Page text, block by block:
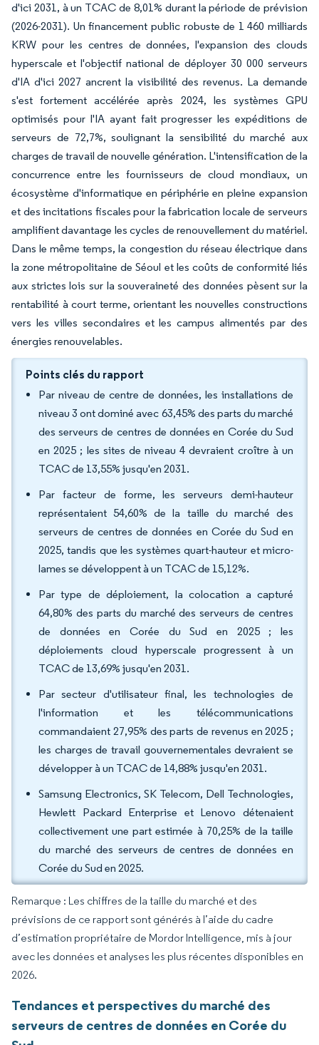
d'ici 2031, à un TCAC de 8,01% durant la période de prévision
(2026-2031). Un financement public robuste de 1 460 milliards
KRW pour les centres de données, l'expansion des clouds
hyperscale et l'objectif national de déployer 30 000 serveurs
d'IA d'ici 2027 ancrent la visibilité des revenus. La demande
s'est fortement accélérée après 2024, les systèmes GPU
optimisés pour l'IA ayant fait progresser les expéditions de
serveurs de 72,7%, soulignant la sensibilité du marché aux
charges de travail de nouvelle génération. L'intensification de la
concurrence entre les fournisseurs de cloud mondiaux, un
écosystème d'informatique en périphérie en pleine expansion
et des incitations fiscales pour la fabrication locale de serveurs
amplifient davantage les cycles de renouvellement du matériel.
Dans le même temps, la congestion du réseau électrique dans
la zone métropolitaine de Séoul et les coûts de conformité liés
aux strictes lois sur la souveraineté des données pèsent sur la
rentabilité à court terme, orientant les nouvelles constructions
vers les villes secondaires et les campus alimentés par des
énergies renouvelables.
Points clés du rapport
Par niveau de centre de données, les installations de
niveau 3 ont dominé avec 63,45% des parts du marché
des serveurs de centres de données en Corée du Sud
en 2025 ; les sites de niveau 4 devraient croître à un
TCAC de 13,55% jusqu'en 2031.
Par facteur de forme, les serveurs demi-hauteur
représentaient 54,60% de la taille du marché des
serveurs de centres de données en Corée du Sud en
2025, tandis que les systèmes quart-hauteur et micro-
lames se développent à un TCAC de 15,12%.
Par type de déploiement, la colocation a capturé
64,80% des parts du marché des serveurs de centres
de données en Corée du Sud en 2025 ; les
déploiements cloud hyperscale progressent à un
TCAC de 13,69% jusqu'en 2031.
Par secteur d'utilisateur final, les technologies de
l'information et les télécommunications
commandaient 27,95% des parts de revenus en 2025 ;
les charges de travail gouvernementales devraient se
développer à un TCAC de 14,88% jusqu'en 2031.
Samsung Electronics, SK Telecom, Dell Technologies,
Hewlett Packard Enterprise et Lenovo détenaient
collectivement une part estimée à 70,25% de la taille
du marché des serveurs de centres de données en
Corée du Sud en 2025.
Remarque : Les chiffres de la taille du marché et des
prévisions de ce rapport sont générés à l’aide du cadre
d’estimation propriétaire de Mordor Intelligence, mis à jour
avec les données et analyses les plus récentes disponibles en
2026.
Tendances et perspectives du marché des
serveurs de centres de données en Corée du